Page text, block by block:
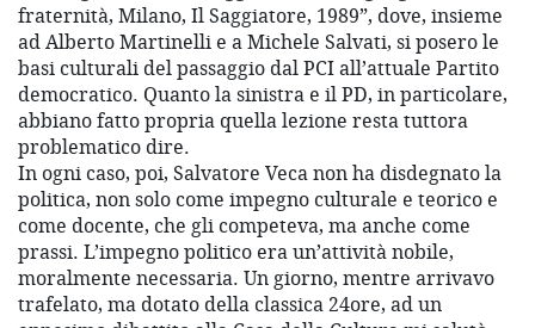
fraternità, Milano, Il Saggiatore, 1989”, dove, insieme
ad Alberto Martinelli e a Michele Salvati, si posero le
basi culturali del passaggio dal PCI all’attuale Partito
democratico. Quanto la sinistra e il PD, in particolare,
abbiano fatto propria quella lezione resta tuttora
problematico dire.
In ogni caso, poi, Salvatore Veca non ha disdegnato la
politica, non solo come impegno culturale e teorico e
come docente, che gli competeva, ma anche come
prassi. L’impegno politico era un’attività nobile,
moralmente necessaria. Un giorno, mentre arrivavo
trafelato, ma dotato della classica 24ore, ad un